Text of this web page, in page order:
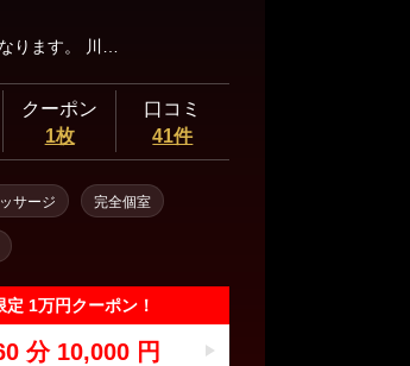
クーポン
1枚
口コミ
41件
サージ 完全個室
定 1万円クーポン！
分 10,000 円